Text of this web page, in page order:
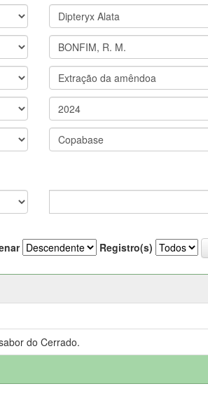
Registro(s)
do Cerrado.